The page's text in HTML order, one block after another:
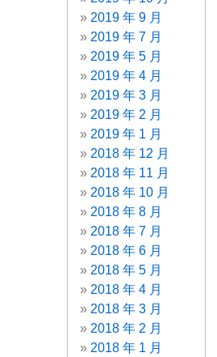
2019 年 9 月
2019 年 7 月
2019 年 5 月
2019 年 4 月
2019 年 3 月
2019 年 2 月
2019 年 1 月
2018 年 12 月
2018 年 11 月
2018 年 10 月
2018 年 8 月
2018 年 7 月
2018 年 6 月
2018 年 5 月
2018 年 4 月
2018 年 3 月
2018 年 2 月
2018 年 1 月